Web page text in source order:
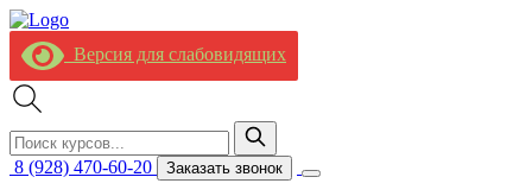
Версия для слабовидящих
8 (928) 470-60-20 Заказать звонок